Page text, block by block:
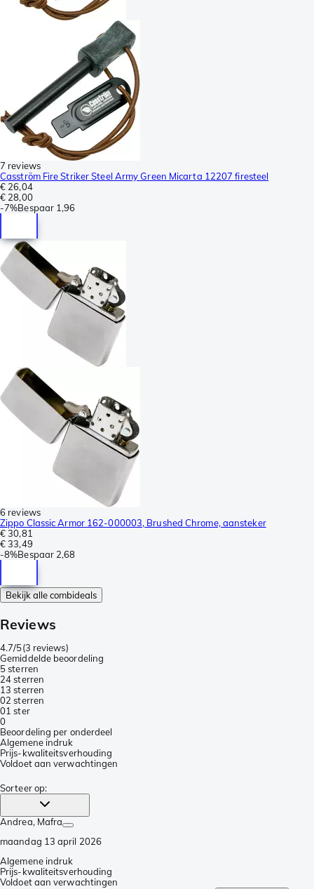
7 reviews
Casström Fire Striker Steel Army Green Micarta 12207 firesteel
€ 26,04
€ 28,00
-7%Bespaar 1,96
6 reviews
Zippo Classic Armor 162-000003, Brushed Chrome, aansteker
€ 30,81
€ 33,49
-8%Bespaar 2,68
Bekijk alle combideals
Reviews
4.7/5(3 reviews)
Gemiddelde beoordeling
5 sterren
24 sterren
13 sterren
02 sterren
01 ster
0
Beoordeling per onderdeel
Algemene indruk
Prijs-kwaliteitsverhouding
Voldoet aan verwachtingen
Sorteer op:
Andrea, Mafra
maandag 13 april 2026
Algemene indruk
Prijs-kwaliteitsverhouding
Voldoet aan verwachtingen